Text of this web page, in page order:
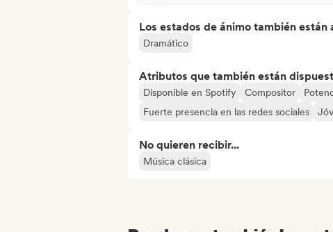
Los estados de ánimo también
Dramático
Atributos que también están
Disponible en Spotify Compositor
Fuerte presencia en las redes sociales
No quieren recibir...
Música clásica